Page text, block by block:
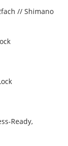
// Shimano
Ready,